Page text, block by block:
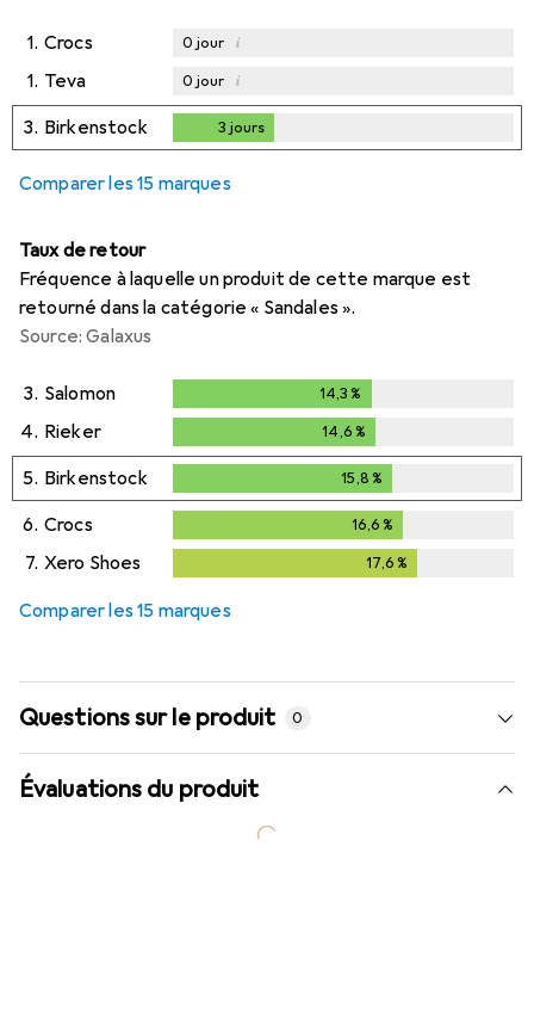
1. Crocs 0jour i
1. Teva 0jour i
3. Birkenstock 3jours
Comparer les 15 marques
Taux de retour
Fréquence à laquelle un produit de cette marque est
retourné dans la catégorie « Sandales ».
Source: Galaxus
3. Salomon 14,3 %
4. Rieker 14,6 %
5. Birkenstock 15,8 %
6. Crocs 16,6 %
7. Xero Shoes 17,6 %
Comparer les 15 marques
Questions sur le produit 0
Évaluations du produit